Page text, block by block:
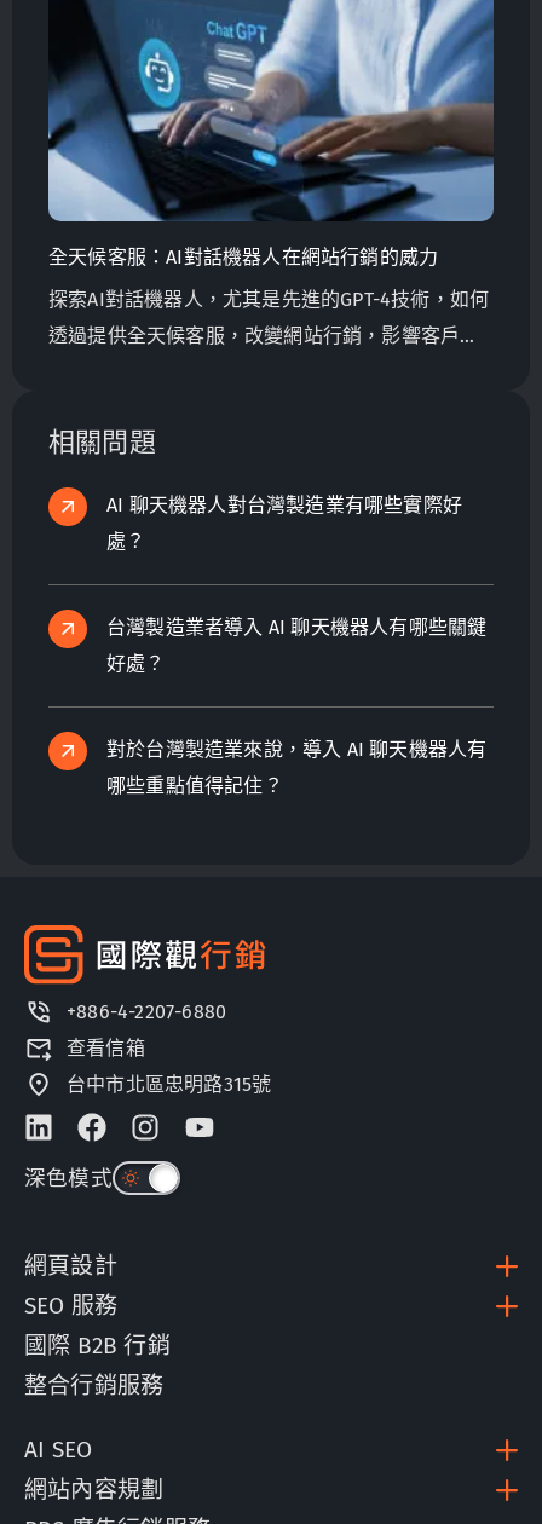
全天候客服：AI對話機器人在網站行銷的威力
探索AI對話機器人，尤其是先進的GPT-4技術，如何
透過提供全天候客服，改變網站行銷，影響客戶滿
相關問題
AI 聊天機器人對台灣製造業有哪些實際好
處？
台灣製造業者導入 AI 聊天機器人有哪些關鍵
好處？
對於台灣製造業來說，導入 AI 聊天機器人有
哪些重點值得記住？
+886-4-2207-6880
查看信箱
台中市北區忠明路315號
深色模式
網頁設計
SEO 服務
國際 B2B 行銷
整合行銷服務
AI SEO
網站內容規劃